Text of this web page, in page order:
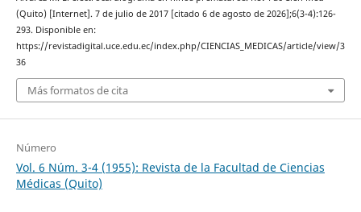
(Quito) [Internet]. 7 de julio de 2017 [citado 6 de agosto de 2026];6(3-4):126-
293. Disponible en:
https://revistadigital.uce.edu.ec/index.php/CIENCIAS_MEDICAS/article/view/3
36
Más formatos de cita
Número
Vol. 6 Núm. 3-4 (1955): Revista de la Facultad de Ciencias
Médicas (Quito)